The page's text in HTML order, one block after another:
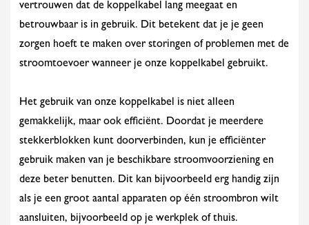
vertrouwen dat de koppelkabel lang meegaat en
betrouwbaar is in gebruik. Dit betekent dat je je geen
zorgen hoeft te maken over storingen of problemen met de
stroomtoevoer wanneer je onze koppelkabel gebruikt.
Het gebruik van onze koppelkabel is niet alleen
gemakkelijk, maar ook efficiënt. Doordat je meerdere
stekkerblokken kunt doorverbinden, kun je efficiënter
gebruik maken van je beschikbare stroomvoorziening en
deze beter benutten. Dit kan bijvoorbeeld erg handig zijn
als je een groot aantal apparaten op één stroombron wilt
aansluiten, bijvoorbeeld op je werkplek of thuis.